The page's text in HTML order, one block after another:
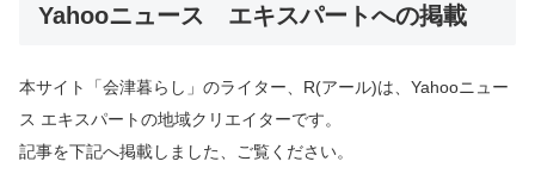
Yahooニュース エキスパートへの掲載
本サイト「会津暮らし」のライター、R(アール)は、Yahooニュー
ス エキスパートの地域クリエイターです。
記事を下記へ掲載しました、ご覧ください。